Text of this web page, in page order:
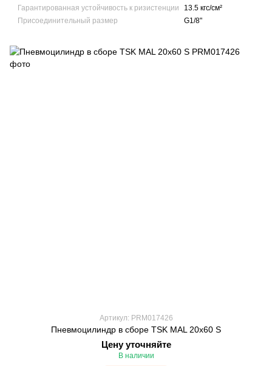
Гарантированная устойчивость к ризистенции
13.5 кгс/см²
Присоединительный размер
G1/8"
Артикул: PRM017426
Пневмоцилиндр в сборе TSK MAL 20x60 S
Цену уточняйте
В наличии